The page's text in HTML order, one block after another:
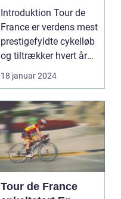
Gennemgang af
Den Mest
Prestigefyldte
Cykelløbsrute i
Verden
Introduktion Tour de
France er verdens mest
prestigefyldte cykelløb
og tiltrækker hvert år
millioner...
18 januar 2024
Tour de France